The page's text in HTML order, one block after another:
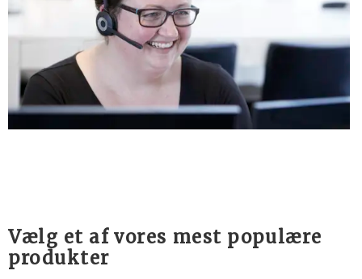
Vælg et af vores mest populære
produkter